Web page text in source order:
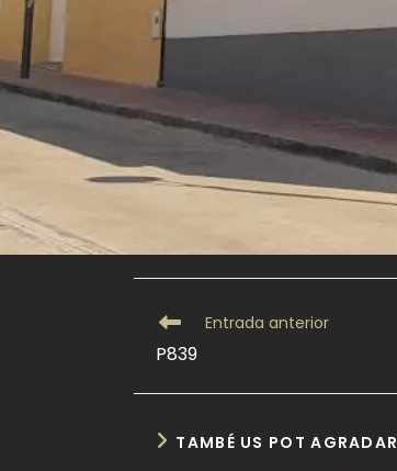
Llegeix
més
articles
Entrada anterior
P839
TAMBÉ US POT AGRADAR